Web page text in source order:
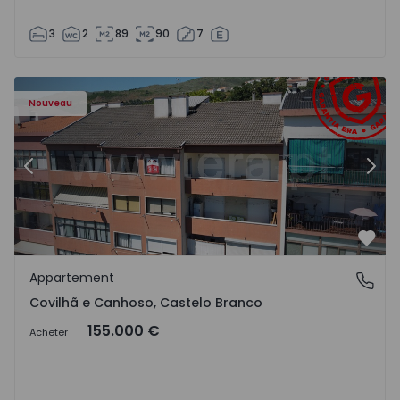
3 2 89 90 7
Nouveau
- 18
Appartement T2 Covilhã, Covilhã e Canhoso - 1497806 -
Précédent
Covilhã e Canhoso, Castelo Branco
Appartement
Covilhã e Canhoso, Castelo Branco
Acheter 155.000 €